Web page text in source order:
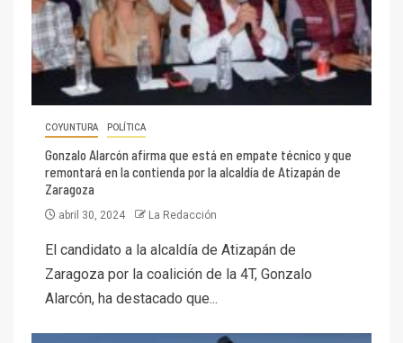
COYUNTURA POLÍTICA
Gonzalo Alarcón afirma que está en empate técnico y que
remontará en la contienda por la alcaldía de Atizapán de
Zaragoza
abril 30, 2024 La Redacción
El candidato a la alcaldía de Atizapán de
Zaragoza por la coalición de la 4T, Gonzalo
Alarcón, ha destacado que...